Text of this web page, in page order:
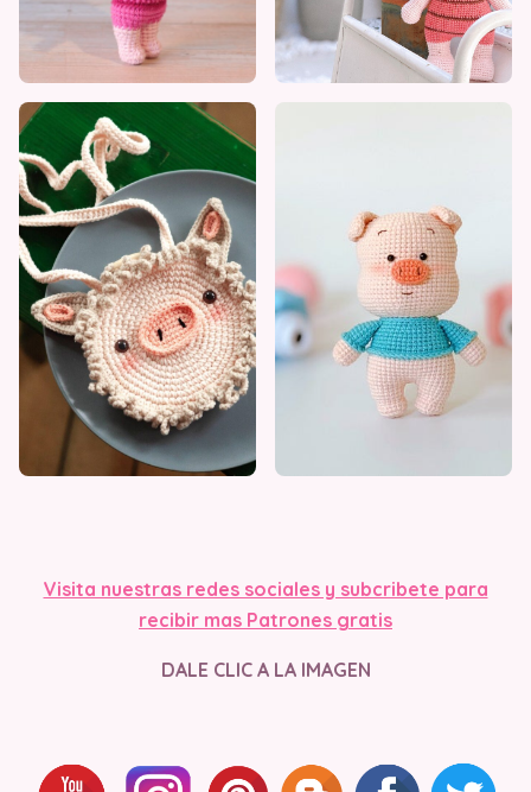
Visita nuestras redes sociales y subcribete para
recibir mas Patrones gratis
DALE CLIC A LA IMAGEN